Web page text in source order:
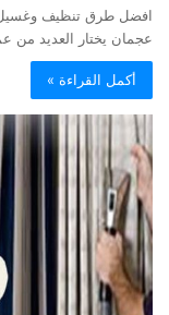
افضل طرق تنظيف وغسيل
عجمان يختار العديد من
أكمل القراءة »